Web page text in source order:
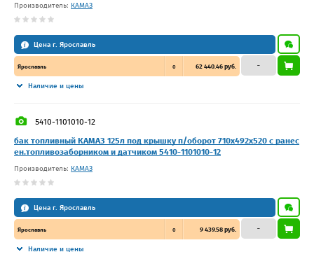
Производитель: КАМАЗ
Цена г. Ярославль
Ярославль 0 62 440.46 руб.
Наличие и цены
–
5410-1101010-12
бак топливный КАМАЗ 125л под крышку п/оборот 710х492х520 с ранес
ен.топливозаборником и датчиком 5410-1101010-12
Производитель: КАМАЗ
Цена г. Ярославль
Ярославль 0 9 439.58 руб.
Наличие и цены
–